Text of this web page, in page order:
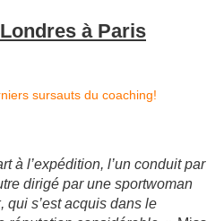
à Paris
à l’expédition, l’un conduit par
dirigé par une sportwoman
s’est acquis dans le